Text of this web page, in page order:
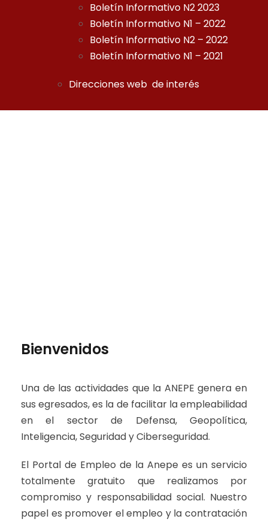
Boletín Informativo N2 2023
Boletín Informativo N1 – 2022
Boletín Informativo N2 – 2022
Boletín Informativo N1 – 2021
Direcciones web de interés
Bienvenidos
Una de las actividades que la ANEPE genera en
sus egresados, es la de facilitar la empleabilidad
en el sector de Defensa, Geopolítica,
Inteligencia, Seguridad y Ciberseguridad.
El Portal de Empleo de la Anepe es un servicio
totalmente gratuito que realizamos por
compromiso y responsabilidad social. Nuestro
papel es promover el empleo y la contratación